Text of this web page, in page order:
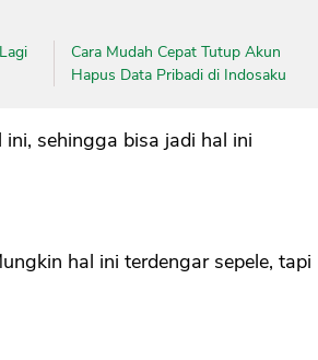
Cara Mudah Cepat Tutup Akun
Hapus Data Pribadi di Indosaku
sehingga bisa jadi hal ini
hal ini terdengar sepele, tapi